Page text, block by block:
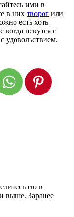
ими в
в них творог или
есть хоть
пекутся с
удовольствием.
ею в
выше. Заранее